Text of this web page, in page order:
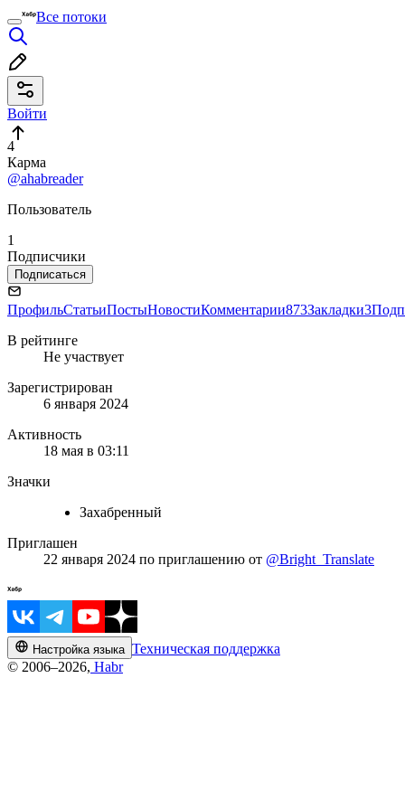
Все потоки
Войти
4
Карма
@ahabreader
Пользователь
1
Подписчики
Подписаться
ПрофильСтатьиПостыНовостиКомментарии873Закладки3
В рейтинге
Не участвует
Зарегистрирован
6 января 2024
Активность
18 мая в 03:11
Значки
Захабренный
Приглашен
22 января 2024 по приглашению от @Bright_Translate
Настройка языка Техническая поддержка
© 2006–2026, Habr